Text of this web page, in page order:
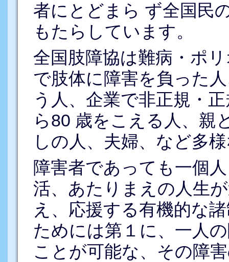
者にとどまら ず全国民
もたらしています。
全国肢障協は難病・ポ
で肢体に障害を負った
う人、企業で非正規・
ら80 歳をこえる人、親
しの人、夫婦、など多
障害者であっても一個
活、あたりまえの人生
え、応援する有機的な
ためには第１に、一人
ことが可能な、その障